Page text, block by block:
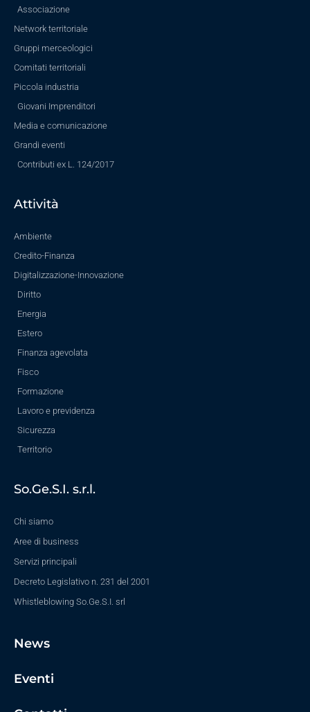
Associazione
Network territoriale
Gruppi merceologici
Comitati territoriali
Piccola industria
Giovani Imprenditori
Media e comunicazione
Grandi eventi
Contributi ex L. 124/2017
Attività
Ambiente
Credito-Finanza
Digitalizzazione-Innovazione
Diritto
Energia
Estero
Finanza agevolata
Fisco
Formazione
Lavoro e previdenza
Sicurezza
Territorio
So.Ge.S.I. s.r.l.
Chi siamo
Aree di business
Servizi principali
Decreto Legislativo n. 231 del 2001
Whistleblowing So.Ge.S.I. srl
News
Eventi